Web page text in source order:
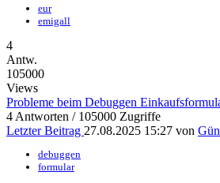
eur
emigall
4
Antw.
105000
Views
Probleme beim Debuggen
4 Antworten / 105000 Zugriffe
Letzter Beitrag 27.08.2025 15:27 von
debuggen
formular